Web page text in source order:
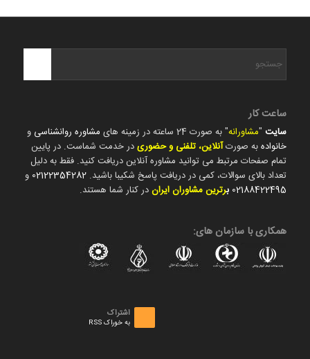
ساعت کار
سایت"مشاورانه" به صورت 24 ساعته در زمینه های مشاوره روانشناسی و
خانوادهبه صورتآنلاین، تلفنی و حضوریدر خدمت شماست. در پایین
تمام صفحات مرتبط می توانید مشاوره آنلاین دریافت کنید. فقط به دلیل
تعداد بالای سوالات، کمی در دریافت پاسخ شکیبا باشید. 02122354282 و
02188422495 برترین مشاوران ایراندر کنار شما هستند.
همکاری با سازمان های:
اشتراک
به خوراک RSS